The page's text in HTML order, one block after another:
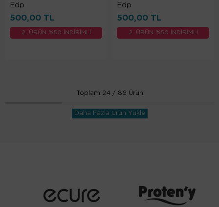
Edp
500,00 TL
2. ÜRÜN %50 İNDİRİMLİ
Edp
500,00 TL
2. ÜRÜN %50 İNDİRİMLİ
Toplam 24/ 86 Ürün
Daha Fazla Ürün Yükle